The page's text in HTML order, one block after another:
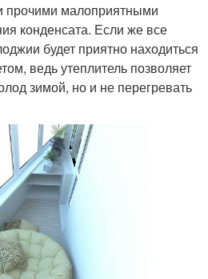
прочими малоприятными
конденсата. Если же все
будет приятно находиться
ведь утеплитель позволяет
зимой, но и не перегревать